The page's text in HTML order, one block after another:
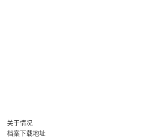
关于情况
档案下载地址